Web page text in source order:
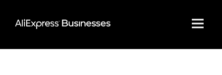
content